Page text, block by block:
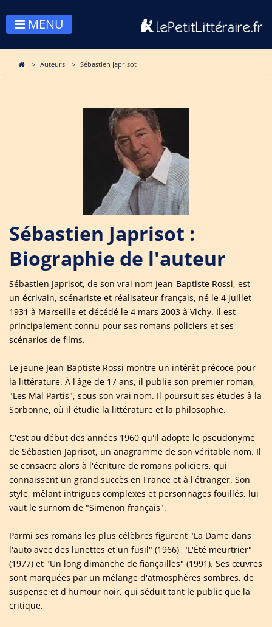
MENU
Auteurs Sébastien Japrisot
Sébastien Japrisot :
Biographie de l'auteur
Sébastien Japrisot, de son vrai nom Jean-Baptiste Rossi, est
un écrivain, scénariste et réalisateur français, né le 4 juillet
1931 à Marseille et décédé le 4 mars 2003 à Vichy. Il est
principalement connu pour ses romans policiers et ses
scénarios de films.
Le jeune Jean-Baptiste Rossi montre un intérêt précoce pour
la littérature. À l'âge de 17 ans, il publie son premier roman,
"Les Mal Partis", sous son vrai nom. Il poursuit ses études à la
Sorbonne, où il étudie la littérature et la philosophie.
C'est au début des années 1960 qu'il adopte le pseudonyme
de Sébastien Japrisot, un anagramme de son véritable nom. Il
se consacre alors à l'écriture de romans policiers, qui
connaissent un grand succès en France et à l'étranger. Son
style, mêlant intrigues complexes et personnages fouillés, lui
vaut le surnom de "Simenon français".
Parmi ses romans les plus célèbres figurent "La Dame dans
l'auto avec des lunettes et un fusil" (1966), "L'Été meurtrier"
(1977) et "Un long dimanche de fiançailles" (1991). Ses œuvres
sont marquées par un mélange d'atmosphères sombres, de
suspense et d'humour noir, qui séduit tant le public que la
critique.